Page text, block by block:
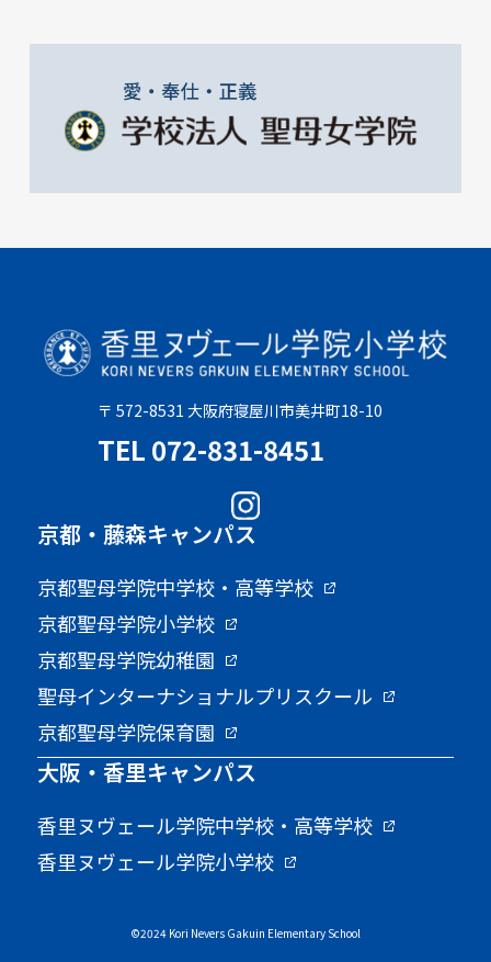
〒 572-8531 大阪府寝屋川市美井町18-10
TEL 072-831-8451
京都・藤森キャンパス
京都聖母学院中学校・高等学校
京都聖母学院小学校
京都聖母学院幼稚園
聖母インターナショナルプリスクール
京都聖母学院保育園
大阪・香里キャンパス
香里ヌヴェール学院中学校・高等学校
香里ヌヴェール学院小学校
©2024 Kori Nevers Gakuin Elementary School